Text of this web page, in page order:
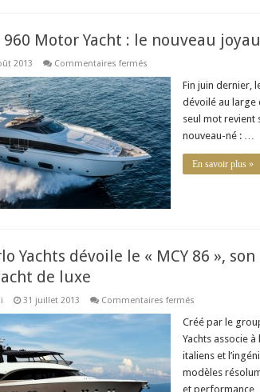
Motor Yacht : le nouveau
2013 Commentaires ferméssur
Ferretti
960
Motor
Yacht
:
le
nouveau
joyau!
Fin juin dernier,
dévoilé au large
seul mot revient
nouveau-né : …
En savoir plus »
Yachts dévoile le « MCY 86 »,
de luxe
31 juillet 2013 Commentaires ferméssur
Carlo
Yachts
dévoile
le
«
MCY
Créé par le
Yachts associe
italiens et
modèles
et performance